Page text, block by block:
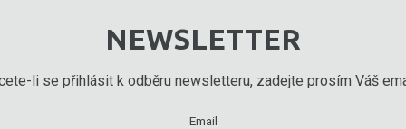
NEWSLETTER
li se přihlásit k odběru newsletteru, zadejte prosím Váš
Email